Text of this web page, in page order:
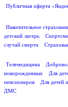
Публичная оферта
Накопительное
детский лагерь
случай смерти
Телемедицина
новорожденных
Для
пенсионеров
Для детей
ДМС